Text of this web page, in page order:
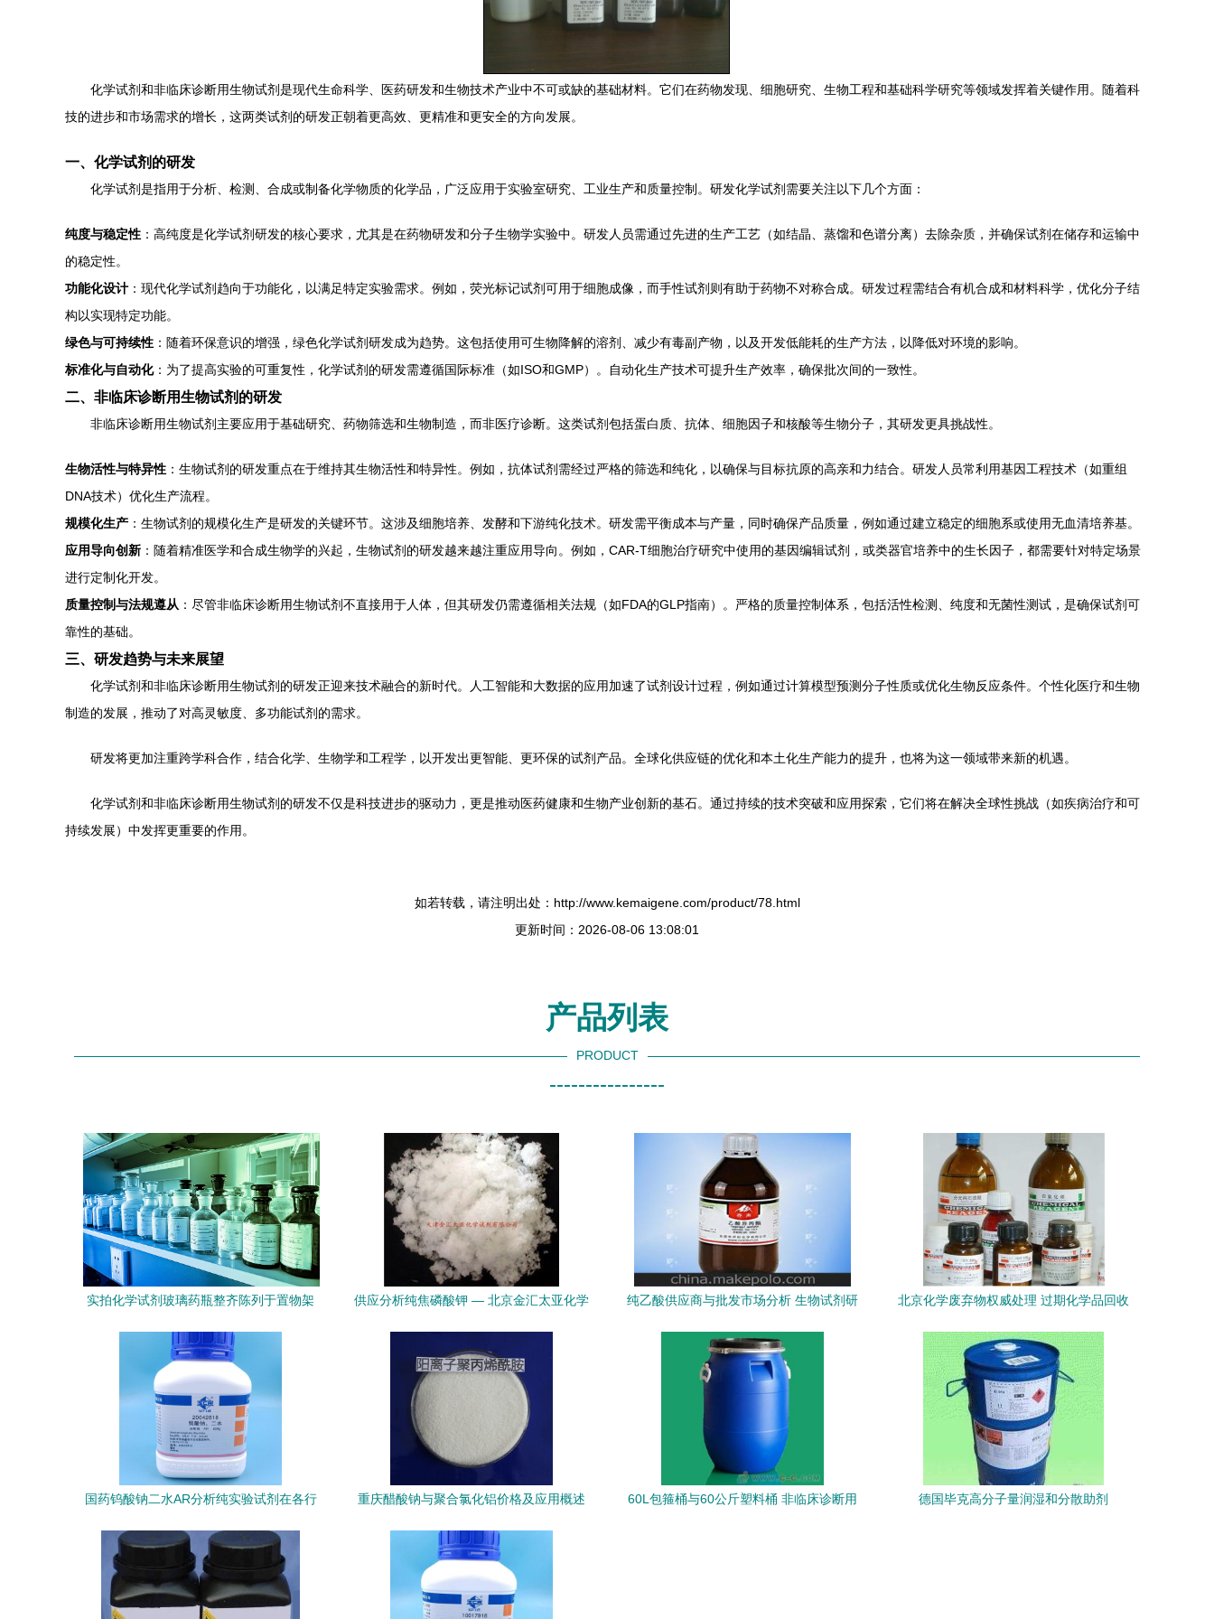
化学试剂和非临床诊断用生物试剂是现代生命科学、医药研发和生物技术产业中不可或缺的基础材料。它们在药物发现、细胞研究、生物工程和基础科学研究等领域发挥着关键作用。随着科
技的进步和市场需求的增长，这两类试剂的研发正朝着更高效、更精准和更安全的方向发展。
一、化学试剂的研发
化学试剂是指用于分析、检测、合成或制备化学物质的化学品，广泛应用于实验室研究、工业生产和质量控制。研发化学试剂需要关注以下几个方面：
纯度与稳定性 ：高纯度是化学试剂研发的核心要求，尤其是在药物研发和分子生物学实验中。研发人员需通过先进的生产工艺（如结晶、蒸馏和色谱分离）去除杂质，并确保试剂在储存和运输中
的稳定性。
功能化设计 ：现代化学试剂趋向于功能化，以满足特定实验需求。例如，荧光标记试剂可用于细胞成像，而手性试剂则有助于药物不对称合成。研发过程需结合有机合成和材料科学，优化分子结
构以实现特定功能。
绿色与可持续性 ：随着环保意识的增强，绿色化学试剂研发成为趋势。这包括使用可生物降解的溶剂、减少有毒副产物，以及开发低能耗的生产方法，以降低对环境的影响。
标准化与自动化：为了提高实验的可重复性，化学试剂的研发需遵循国际标准（如ISO和GMP）。自动化生产技术可提升生产效率，确保批次间的一致性。
二、非临床诊断用生物试剂的研发
非临床诊断用生物试剂主要应用于基础研究、药物筛选和生物制造，而非医疗诊断。这类试剂包括蛋白质、抗体、细胞因子和核酸等生物分子，其研发更具挑战性。
生物活性与特异性 ：生物试剂的研发重点在于维持其生物活性和特异性。例如，抗体试剂需经过严格的筛选和纯化，以确保与目标抗原的高亲和力结合。研发人员常利用基因工程技术（如重组
DNA技术）优化生产流程。
规模化生产 ：生物试剂的规模化生产是研发的关键环节。这涉及细胞培养、发酵和下游纯化技术。研发需平衡成本与产量，同时确保产品质量，例如通过建立稳定的细胞系或使用无血清培养基。
应用导向创新 ：随着精准医学和合成生物学的兴起，生物试剂的研发越来越注重应用导向。例如，CAR-T细胞治疗研究中使用的基因编辑试剂，或类器官培养中的生长因子，都需要针对特定场景
进行定制化开发。
质量控制与法规遵从 ：尽管非临床诊断用生物试剂不直接用于人体，但其研发仍需遵循相关法规（如FDA的GLP指南）。严格的质量控制体系，包括活性检测、纯度和无菌性测试，是确保试剂可
靠性的基础。
三、研发趋势与未来展望
化学试剂和非临床诊断用生物试剂的研发正迎来技术融合的新时代。人工智能和大数据的应用加速了试剂设计过程，例如通过计算模型预测分子性质或优化生物反应条件。个性化医疗和生物
制造的发展，推动了对高灵敏度、多功能试剂的需求。
研发将更加注重跨学科合作，结合化学、生物学和工程学，以开发出更智能、更环保的试剂产品。全球化供应链的优化和本土化生产能力的提升，也将为这一领域带来新的机遇。
化学试剂和非临床诊断用生物试剂的研发不仅是科技进步的驱动力，更是推动医药健康和生物产业创新的基石。通过持续的技术突破和应用探索，它们将在解决全球性挑战（如疾病治疗和可
持续发展）中发挥更重要的作用。
如若转载，请注明出处：http://www.kemaigene.com/product/78.html
更新时间：2026-08-06 13:08:01
产品列表
PRODUCT
----------------
实拍化学试剂玻璃药瓶整齐陈列于置物架
供应分析纯焦磷酸钾 — 北京金汇太亚化学
关键作用
纯乙酸供应商与批发市场分析 生物试剂研
北京化学废弃物权威处理 过期化学品回收
国药钨酸钠二水AR分析纯实验试剂在各行
重庆醋酸钠与聚合氯化铝价格及应用概述
60L包箍桶与60公斤塑料桶 非临床诊断用
德国毕克高分子量润湿和分散助剂